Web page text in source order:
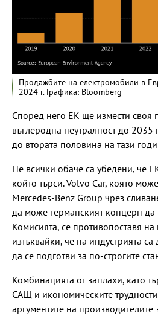
Продажбите на електромобили в
2024 г. Графика: Bloomberg
Според него ЕК ще измести своя
въглеродна неутралност до 2035
до втората половина на тази
Не всички обаче са убедени, че
който търси. Volvo Car, която
Mercedes-Benz Group чрез
да може германският концерн да
Комисията, се противопоставя
изтъквайки, че на индустрията
да се подготви за по-строгите
Комбинацията от заплахи, като
САЩ и икономическите
аргументите на производителите